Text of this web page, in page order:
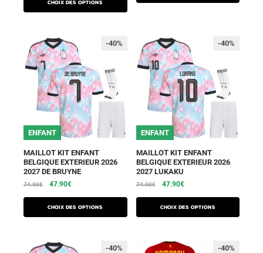
Choix des options
-40%
ENFANT
MAILLOT KIT ENFANT
BELGIQUE EXTERIEUR 2026
2027 DE BRUYNE
74.90€ 47.90€
Choix des options
-40%
ENFANT
MAILLOT KIT ENFANT
BELGIQUE EXTERIEUR 2026
2027 LUKAKU
74.90€ 47.90€
Choix des options
-40% -40%